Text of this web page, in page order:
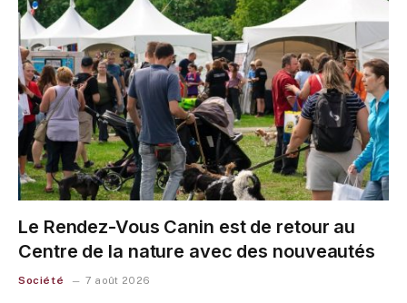
Le Rendez-Vous Canin est de retour au
Centre de la nature avec des nouveautés
Société 7 août 2026